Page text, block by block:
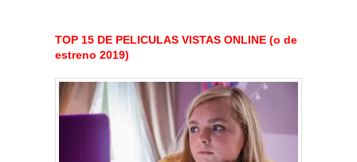
TOP 15 DE PELICULAS VISTAS ONLINE (o de
estreno 2019)